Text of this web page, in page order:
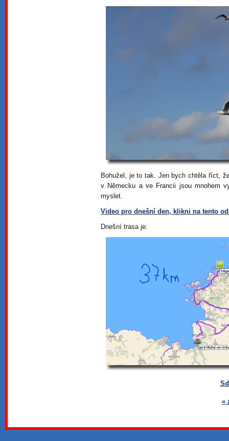
Bohužel, je to tak. Jen bych chtěla říct,
v Německu a ve Francii jsou mnohem
myslet.
Video pro dnešní den, klikni na tento
Dnešní trasa je:
«